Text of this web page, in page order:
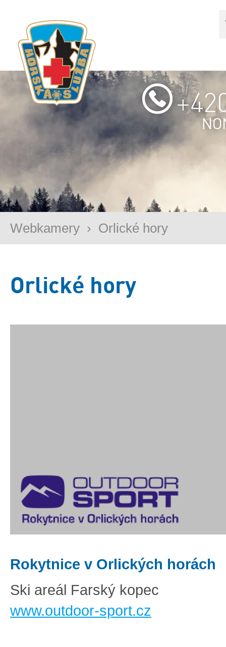
Webkamery › Orlické hory
Orlické hory
Rokytnice v Orlických horách
Ski areál Farský kopec
www.outdoor-sport.cz